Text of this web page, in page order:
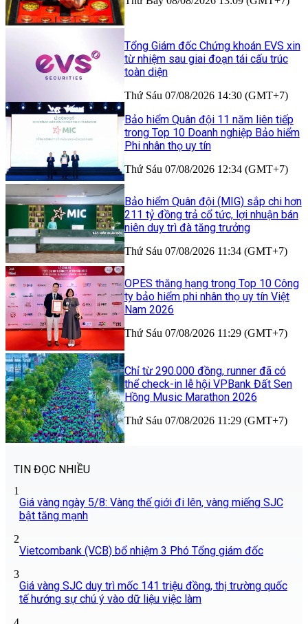
Tổng Giám đốc Chứng khoán EVS xin
từ nhiệm sau giai đoạn tái cấu trúc
toàn diện
Thứ Sáu 07/08/2026 14:30 (GMT+7)
Bảo hiểm Quân đội 11 năm liên tiếp
trong Top 10 Doanh nghiệp Bảo hiểm
Phi nhân thọ uy tín
Thứ Sáu 07/08/2026 12:34 (GMT+7)
Bảo hiểm Quân đội (MIG) sắp chi hơn
211 tỷ đồng trả cổ tức, lợi nhuận bán
niên duy trì đà tăng trưởng
Thứ Sáu 07/08/2026 11:34 (GMT+7)
OPES thăng hạng trong Top 10 Công
ty bảo hiểm phi nhân thọ uy tín Việt
Nam 2026
Thứ Sáu 07/08/2026 11:29 (GMT+7)
Chỉ từ 290.000 đồng, runner đã có
thể check-in lễ hội VPBank Đất Sen
Hồng Music Marathon 2026
Thứ Sáu 07/08/2026 11:29 (GMT+7)
TIN ĐỌC NHIỀU
1
Giá vàng ngày 5/8: Vàng thế giới đi lên, vàng miếng SJC
bật tăng mạnh
2
Vietcombank (VCB) bổ nhiệm 3 Phó Tổng giám đốc
3
Giá vàng SJC duy trì mốc 141 triệu đồng, thị trường quốc
tế hướng sự chú ý vào dữ liệu việc làm